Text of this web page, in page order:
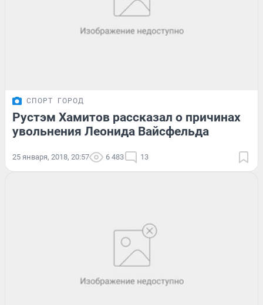
СПОРТ ГОРОД
Рустэм Хамитов рассказал о причинах
увольнения Леонида Вайсфельда
25 января, 2018, 20:57 6 483 13